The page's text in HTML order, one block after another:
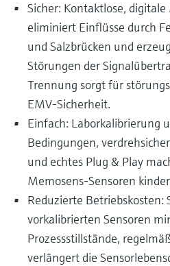
Sicher: Kontaktlose,
eliminiert Einflüsse durch
und Salzbrücken und
Störungen der
Trennung sorgt für
EMV-Sicherheit.
Einfach: Laborkalibrierung
Bedingungen,
und echtes Plug & Play
Memosens-Sensoren
Reduzierte Betriebskosten:
vorkalibrierten Sensoren
Prozessstillstände,
verlängert die